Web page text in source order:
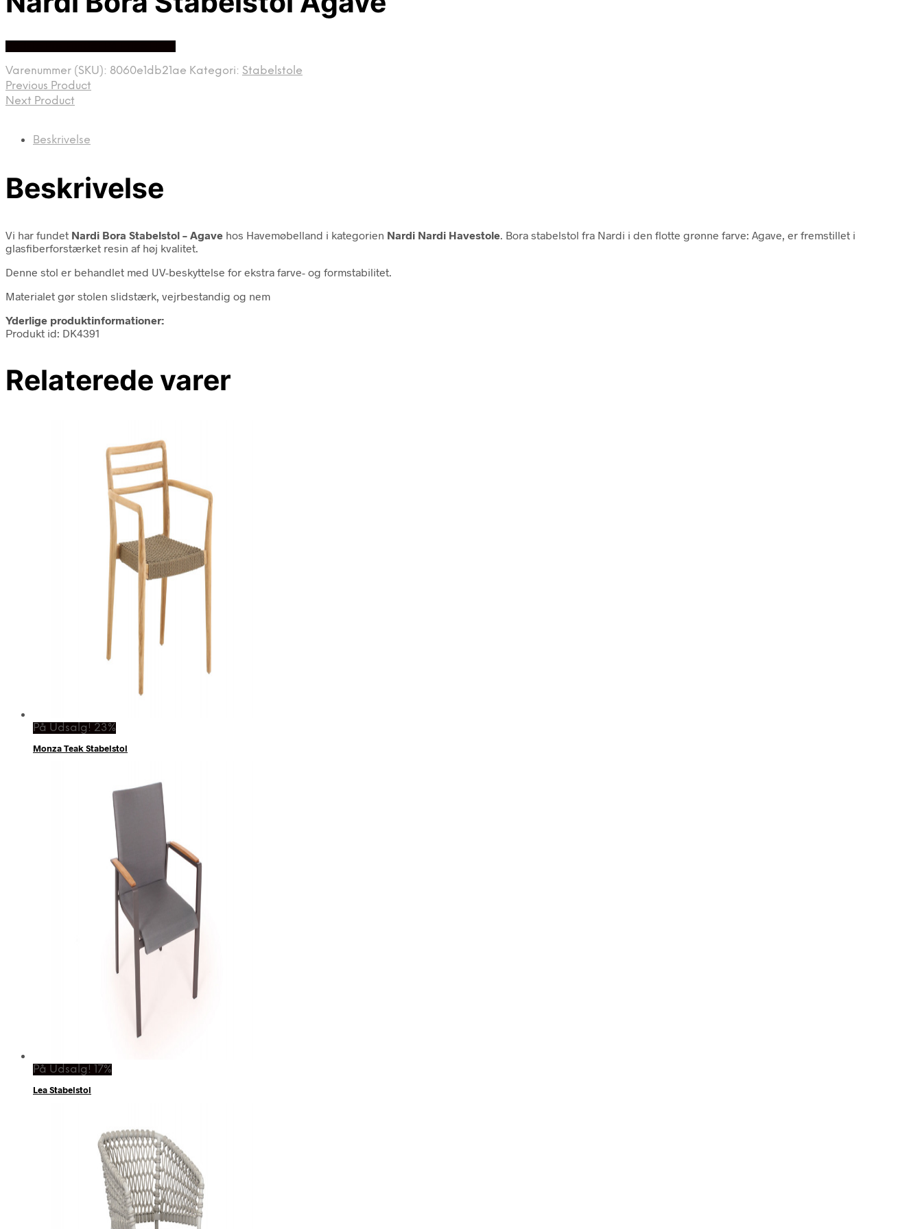
Varenummer (SKU): 8060e1db21ae Kategori: Stabelstole
Previous Product
Next Product
Beskrivelse
Beskrivelse
Vi har fundet Nardi Bora Stabelstol – Agave hos Havemøbelland i kategorien Nardi Nardi Havestole . Bora stabelstol fra Nardi i den flotte grønne farve: Agave, er fremstillet i
glasfiberforstærket resin af høj kvalitet.
Denne stol er behandlet med UV-beskyttelse for ekstra farve- og formstabilitet.
Materialet gør stolen slidstærk, vejrbestandig og nem
Yderlige produktinformationer:
Produkt id: DK4391
Relaterede varer
På Udsalg! 23%
Monza Teak Stabelstol
På Udsalg! 17%
Lea Stabelstol